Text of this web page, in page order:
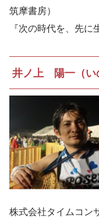
筑摩書房）
『次の時代を、先に
井ノ上 陽一（い
株式会社タイムコ